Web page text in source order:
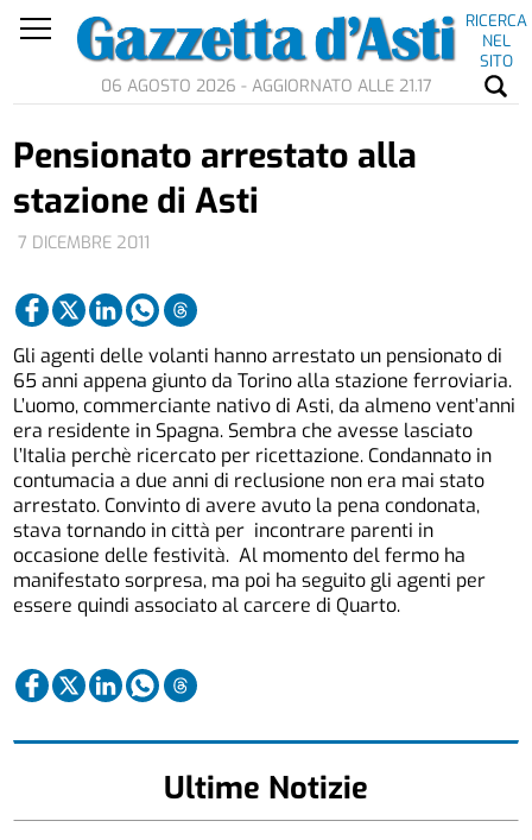
RICERCA
NEL
SITO
06 AGOSTO 2026 - AGGIORNATO ALLE 21.17
7 DICEMBRE 2011
Pensionato arrestato alla
stazione di Asti
Gli agenti delle volanti hanno arrestato un pensionato di
65 anni appena giunto da Torino alla stazione ferroviaria.
L’uomo, commerciante nativo di Asti, da almeno vent’anni
era residente in Spagna. Sembra che avesse lasciato
l’Italia perchè ricercato per ricettazione. Condannato in
contumacia a due anni di reclusione non era mai stato
arrestato. Convinto di avere avuto la pena condonata,
stava tornando in città per incontrare parenti in
occasione delle festività. Al momento del fermo ha
manifestato sorpresa, ma poi ha seguito gli agenti per
essere quindi associato al carcere di Quarto.
Ultime Notizie